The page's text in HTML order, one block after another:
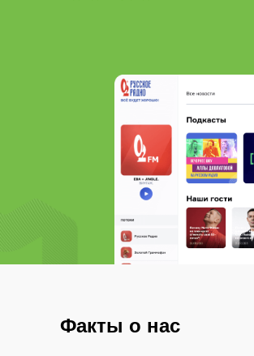
Факты о нас